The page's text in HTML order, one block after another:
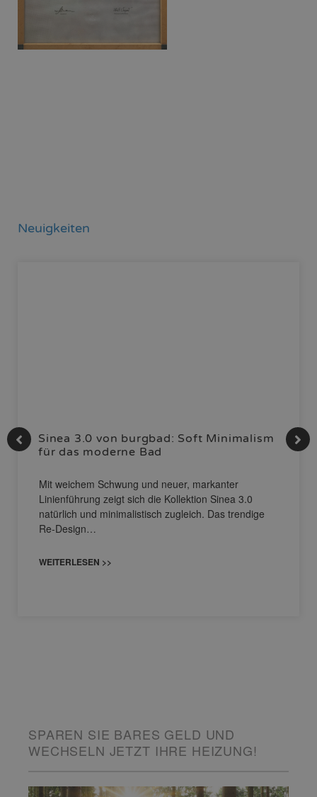
Neuigkeiten
Sinea 3.0 von burgbad: Soft Minimalism
für das moderne Bad
Mit weichem Schwung und neuer, markanter
Linienführung zeigt sich die Kollektion Sinea 3.0
natürlich und minimalistisch zugleich. Das trendige
Re-Design…
WEITERLESEN >>
SPAREN SIE BARES GELD UND
WECHSELN JETZT IHRE HEIZUNG!